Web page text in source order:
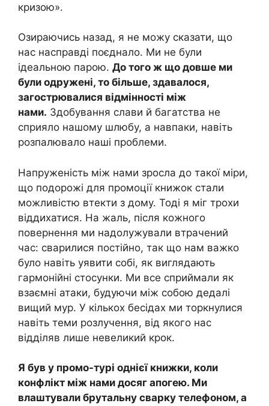
кризою».
Озираючись назад, я не можу сказати, що
нас насправді поєднало. Ми не були
ідеальною парою. До того ж що довше ми
були одружені, то більше, здавалося,
загострювалися відмінності між
нами. Здобування слави й багатства не
сприяло нашому шлюбу, а навпаки, навіть
розпалювало наші проблеми.
Напруженість між нами зросла до такої міри,
що подорожі для промоції книжок стали
можливістю втекти з дому. Тоді я міг трохи
віддихатися. На жаль, після кожного
повернення ми надолужували втрачений
час: сварилися постійно, так що нам важко
було навіть уявити собі, як виглядають
гармонійні стосунки. Ми все сприймали як
взаємні атаки, будуючи між собою дедалі
вищий мур. У кількох бесідах ми торкнулися
навіть теми розлучення, від якого нас
відділяв лише невеликий крок.
Я був у промо-турі однієї книжки, коли
конфлікт між нами досяг апогею. Ми
влаштували брутальну сварку телефоном, а